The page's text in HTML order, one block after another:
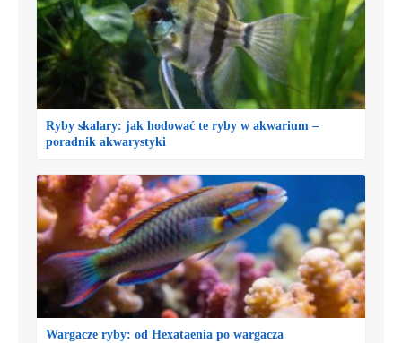
Ryby skalary: jak hodować te ryby w akwarium –
poradnik akwarystyki
Wargacze ryby: od Hexataenia po wargacza